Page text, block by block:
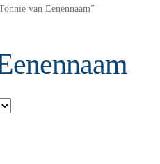
van Eenennaam”